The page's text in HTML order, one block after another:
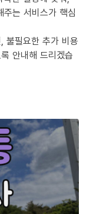
는 서비스가 핵심
불필요한 추가 비용
안내해 드리겠습